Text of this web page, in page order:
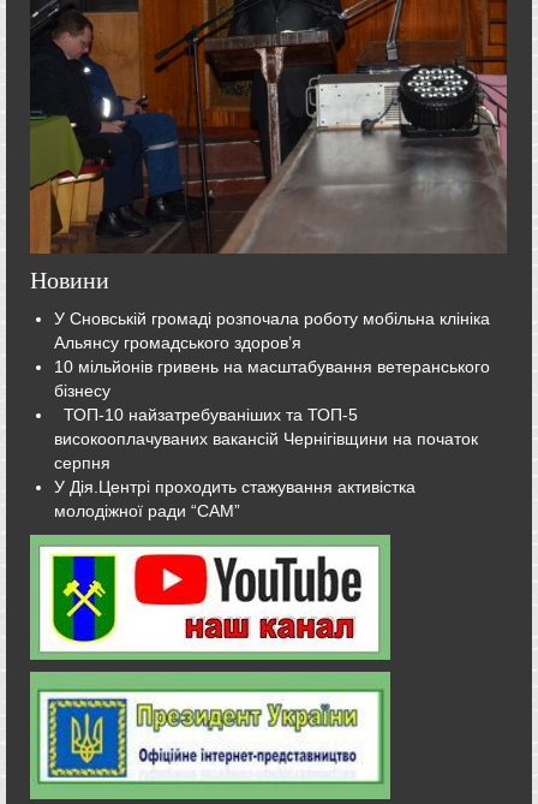
Новини
У Сновській громаді розпочала роботу мобільна клініка
Альянсу громадського здоров’я
10 мільйонів гривень на масштабування ветеранського
бізнесу
ТОП-10 найзатребуваніших та ТОП-5
високооплачуваних вакансій Чернігівщини на початок
серпня
У Дія.Центрі проходить стажування активістка
молодіжної ради “САМ”